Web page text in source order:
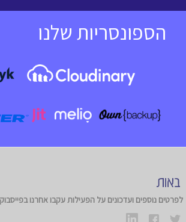
הספונסריות שלנו
לפרטים נוספים ועדכונים על הפעילות עקבו אחרנו